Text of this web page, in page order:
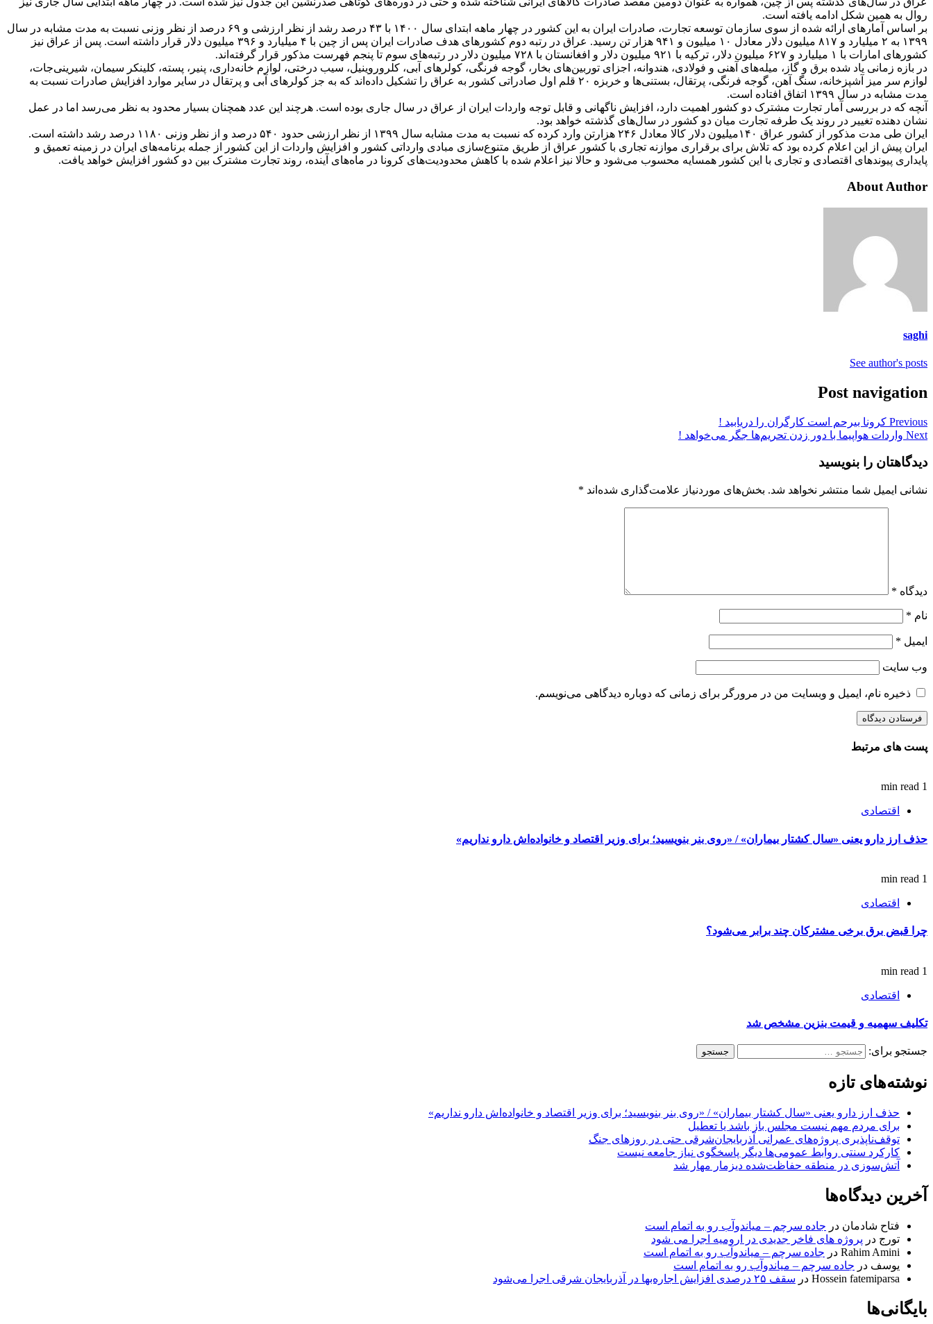
روال به همین شکل ادامه یافته است.
بر اساس آمارهای ارائه شده از سوی سازمان توسعه تجارت، صادرات ایران به این کشور در چهار ماهه ابتدای سال ۱۴۰۰ با ۴۳ درصد رشد از نظر ارزشی و ۶۹ درصد از نظر وزنی نسبت به مدت مشابه در سال
۱۳۹۹ به ۲ میلیارد و ۸۱۷ میلیون دلار معادل ۱۰ میلیون و ۹۴۱ هزار تن رسید. عراق در رتبه دوم کشورهای هدف صادرات ایران پس از چین با ۴ میلیارد و ۳۹۶ میلیون دلار قرار داشته است. پس از عراق نیز
کشورهای امارات با ۱ میلیارد و ۶۲۷ میلیون دلار، ترکیه با ۹۲۱ میلیون دلار و افغانستان با ۷۲۸ میلیون دلار در رتبه‌های سوم تا پنجم فهرست مذکور قرار گرفته‌اند.
در بازه زمانی یاد شده برق و گاز، میله‌های آهنی و فولادی، هندوانه، اجزای توربین‌های بخار، گوجه فرنگی، کولرهای آبی، کلروروینیل، سیب درختی، لوازم خانه‌داری، پنیر، پسته، کلینکر سیمان، شیرینی‌جات،
لوازم سر میز آشپزخانه، سنگ آهن، گوجه فرنگی، پرتقال، بستنی‌ها و خربزه ۲۰ قلم اول صادراتی کشور به عراق را تشکیل داده‌اند که به جز کولرهای آبی و پرتقال در سایر موارد افزایش صادرات نسبت به
مدت مشابه در سال ۱۳۹۹ اتفاق افتاده است.
آنچه که در بررسی آمار تجارت مشترک دو کشور اهمیت دارد، افزایش ناگهانی و قابل توجه واردات ایران از عراق در سال جاری بوده است. هرچند این عدد همچنان بسیار محدود به نظر می‌رسد اما در عمل
نشان دهنده تغییر در روند یک طرفه تجارت میان دو کشور در سال‌های گذشته خواهد بود.
ایران طی مدت مذکور از کشور عراق ۱۴۰میلیون دلار کالا معادل ۲۴۶ هزارتن وارد کرده که نسبت به مدت مشابه سال ۱۳۹۹ از نظر ارزشی حدود ۵۴۰ درصد و از نظر وزنی ۱۱۸۰ درصد رشد داشته است.
ایران پیش از این اعلام کرده بود که تلاش برای برقراری موازنه تجاری با کشور عراق از طریق متنوع‌سازی مبادی وارداتی کشور و افزایش واردات از این کشور از جمله برنامه‌های ایران در زمینه تعمیق و
پایداری پیوندهای اقتصادی و تجاری با این کشور همسایه محسوب می‌شود و حالا نیز اعلام شده با کاهش محدودیت‌های کرونا در ماه‌های آینده، روند تجارت مشترک بین دو کشور افزایش خواهد یافت.
About Author
saghi
See author's posts
Post navigation
Previous کرونا بیرحم است کارگران را دریابید !
Next واردات هواپیما با دور زدن تحریم‌ها جگر می‌خواهد !
دیدگاهتان را بنویسید
نشانی ایمیل شما منتشر نخواهد شد. بخش‌های موردنیاز علامت‌گذاری شده‌اند *
دیدگاه *
نام *
ایمیل *
وب‌ سایت
ذخیره نام، ایمیل و وبسایت من در مرورگر برای زمانی که دوباره دیدگاهی می‌نویسم.
پست های مرتبط
1 min read
اقتصادی
حذف ارز دارو یعنی «سال کشتار بیماران» / «روی بنر بنویسید؛ برای وزیر اقتصاد و خانواده‌اش دارو نداریم»
1 min read
اقتصادی
چرا قبض برق برخی مشترکان چند برابر می‌شود؟
1 min read
اقتصادی
تکلیف سهمیه و قیمت بنزین مشخص شد
جستجو برای:
نوشته‌های تازه
حذف ارز دارو یعنی «سال کشتار بیماران» / «روی بنر بنویسید؛ برای وزیر اقتصاد و خانواده‌اش دارو نداریم»
برای مردم مهم نیست مجلس باز باشد یا تعطیل
توقف‌ناپذیری پروژه‌های عمرانی آذربایجان‌شرقی حتی در روزهای جنگ
کارکرد سنتی روابط عمومی‌ها دیگر پاسخگوی نیاز جامعه نیست
آتش‌سوزی در منطقه حفاظت‌شده دیزمار مهار شد
آخرین دیدگاه‌ها
فتاح شادمان در جاده سرچم – میاندوآب رو به اتمام است
تورج در پروژه های فاخر جدیدی در ارومیه اجرا می شود
Rahim Amini در جاده سرچم – میاندوآب رو به اتمام است
یوسف در جاده سرچم – میاندوآب رو به اتمام است
Hossein fatemiparsa در سقف ۲۵ درصدی افزایش اجاره‌بها در آذربایجان شرقی اجرا می‌شود
بایگانی‌ها